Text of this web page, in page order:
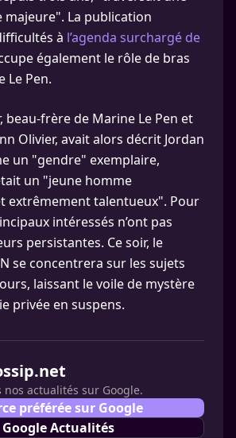
majeure". La publication
à l’agenda surchargé de
également le rôle de bras
Le Pen.
beau-frère de Marine Le Pen et
Olivier, avait alors décrit Jordan
un "gendre" exemplaire,
un "jeune homme
extrêmement talentueux". Pour
intéressés n’ont pas
persistantes. Ce soir, le
se concentrera sur les sujets
laissant le voile de mystère
privée en suspens.
nos actualités sur Google.
préférée sur Google
Google Actualités